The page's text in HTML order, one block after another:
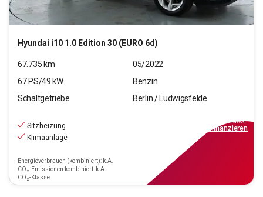
Hyundai i10 1.0 Edition 30 (EURO 6d)
67.735 km
05/2022
67PS/49 kW
Benzin
Schaltgetriebe
Berlin / Ludwigsfelde
Sitzheizung
Klimaanlage
Energieverbrauch (kombiniert): k.A.
CO₂-Emissionen kombiniert: k.A.
CO₂-Klasse:
inkl.MwSt.
finanzieren